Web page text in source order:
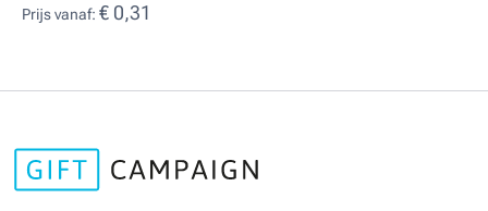
Prijs vanaf: € 0,31